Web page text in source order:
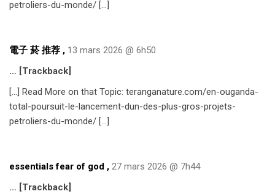
petroliers-du-monde/ […]
電子 菸 推荐 , 13 mars 2026 @ 6h50
… [Trackback]
[…] Read More on that Topic: teranganature.com/en-ouganda-
total-poursuit-le-lancement-dun-des-plus-gros-projets-
petroliers-du-monde/ […]
essentials fear of god , 27 mars 2026 @ 7h44
… [Trackback]